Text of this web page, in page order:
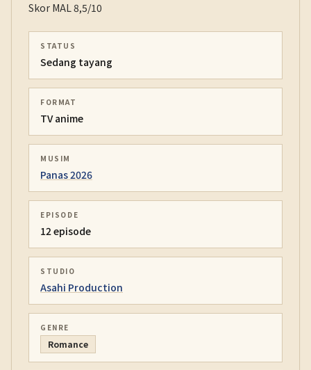
Skor MAL 8,5/10
STATUS
Sedang tayang
FORMAT
TV anime
MUSIM
Panas 2026
EPISODE
12 episode
STUDIO
Asahi Production
GENRE
Romance